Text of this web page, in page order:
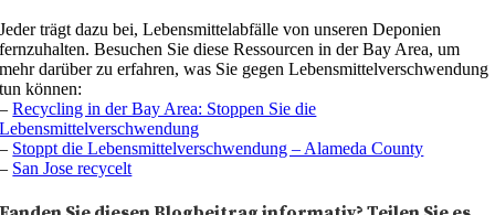
Jeder trägt dazu bei, Lebensmittelabfälle von unseren Deponien
fernzuhalten. Besuchen Sie diese Ressourcen in der Bay Area, um
mehr darüber zu erfahren, was Sie gegen Lebensmittelverschwendung
tun können:
–Recycling in der Bay Area: Stoppen Sie die
Lebensmittelverschwendung
– Stoppt die Lebensmittelverschwendung – Alameda County
– San Jose recycelt